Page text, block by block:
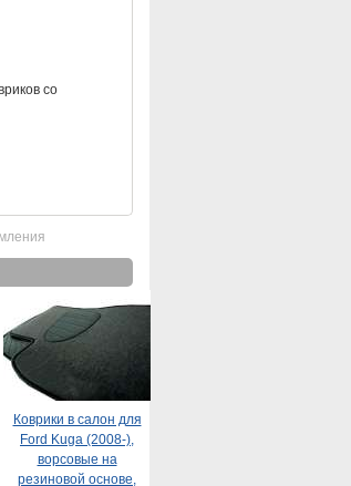
со
Коврики в салон для
Ford Kuga (2008-),
ворсовые на
резиновой основе,